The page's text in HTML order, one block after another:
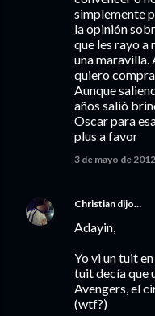
simplemente
la opinión
que les rayo a
una maravilla.
quiero
Aunque
años salió
Oscar para
plus a favor
3 de mayo de
Christian dijo…
Adayin,
Yo vi un tuit
tuit decía que
Avengers, el
(wtf?)